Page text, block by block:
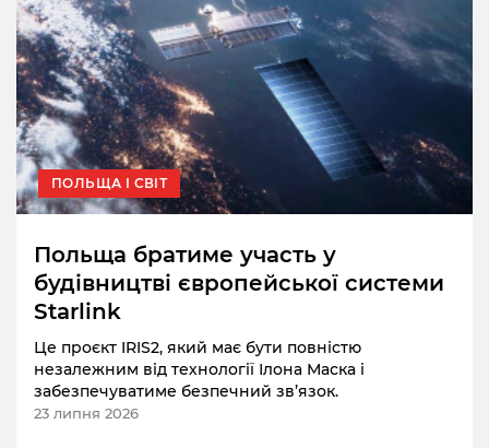
ПОЛЬЩА І СВІТ
Польща братиме участь у
будівництві європейської системи
Starlink
Це проєкт IRIS2, який має бути повністю
незалежним від технології Ілона Маска і
забезпечуватиме безпечний зв’язок.
23 липня 2026